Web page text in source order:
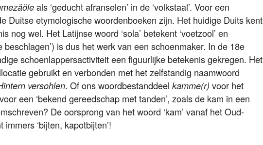
als ‘geducht afranselen’ in de ‘volkstaal’. Voor een
Duitse etymologische woordenboeken zijn. Het huidige Duits kent
nog wel. Het Latijnse woord ‘sola’ betekent ‘voetzool’ en
beschlagen’) is dus het werk van een schoenmaker. In de 18e
schoenlappersactiviteit een figuurlijke betekenis gekregen. Het
gebruikt en verbonden met het zelfstandig naamwoord
versohlen. Of ons woordbestanddeel kamme(r) voor het
een ‘bekend gereedschap met tanden’, zoals de kam in een
De oorsprong van het woord ‘kam’ vanaf het Oud-
‘bijten, kapotbijten’!